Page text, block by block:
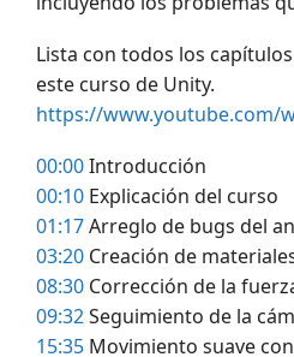
Lista con todos los
este curso de Unity.
https://www.youtube.com/
00:00Introducción
00:10 Explicación del curso
01:17Arreglo de bugs del
03:20 Creación de
08:30 Corrección de la
09:32Seguimiento de la
15:35 Movimiento suave